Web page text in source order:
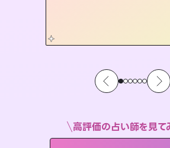
高評価の占い師を見て